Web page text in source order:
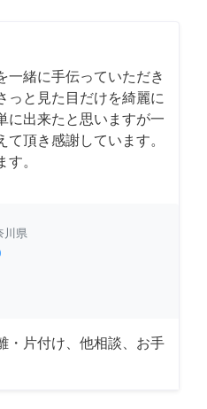
一緒に手伝っていただき
っと見た目だけを綺麗に
に出来たと思いますが一
頂き感謝しています。
す。
川県
片付け、他相談、お手